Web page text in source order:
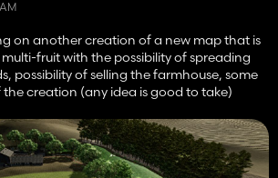
on another creation of a new map that is
multi-fruit with the possibility of spreading
possibility of selling the farmhouse, some
creation (any idea is good to take)